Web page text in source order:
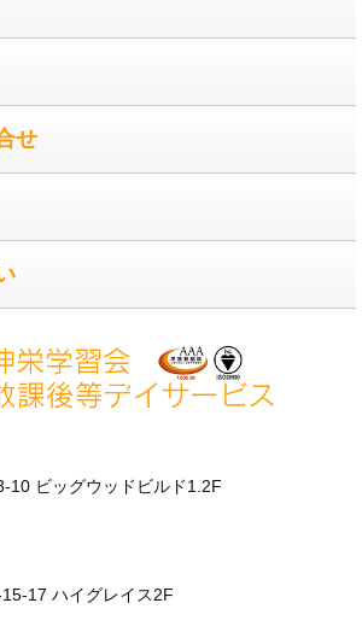
せ
10 ビッグウッドビルド1.2F
17 ハイグレイス2F